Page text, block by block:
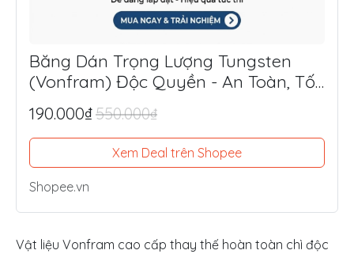
Băng Dán Trọng Lượng Tungsten
(Vonfram) Độc Quyền - An Toàn, Tối
Ưu Lực Đánh, Điểm Ngọt
190.000₫550.000₫
Xem Deal trên Shopee
Shopee.vn
Vật liệu Vonfram cao cấp thay thế hoàn toàn chì độc